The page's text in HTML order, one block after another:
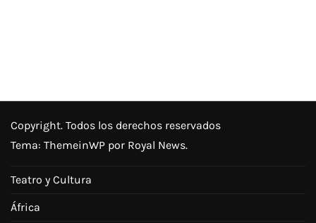
Copyright. Todos los derechos reservados
Tema: ThemeinWP por Royal News.
Teatro y Cultura
África